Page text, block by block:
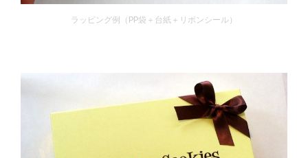
ラッピング例（PP袋＋台紙＋リボンシール）